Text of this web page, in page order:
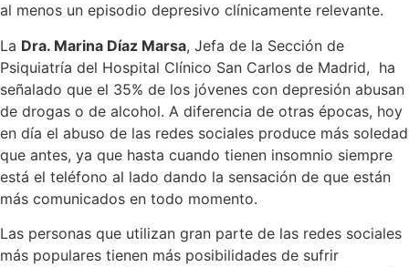
al menos un episodio depresivo clínicamente relevante.
La Dra. Marina Díaz Marsa, Jefa de la Sección de
Psiquiatría del Hospital Clínico San Carlos de Madrid, ha
señalado que el 35% de los jóvenes con depresión abusan
de drogas o de alcohol. A diferencia de otras épocas, hoy
en día el abuso de las redes sociales produce más soledad
que antes, ya que hasta cuando tienen insomnio siempre
está el teléfono al lado dando la sensación de que están
más comunicados en todo momento.
Las personas que utilizan gran parte de las redes sociales
más populares tienen más posibilidades de sufrir